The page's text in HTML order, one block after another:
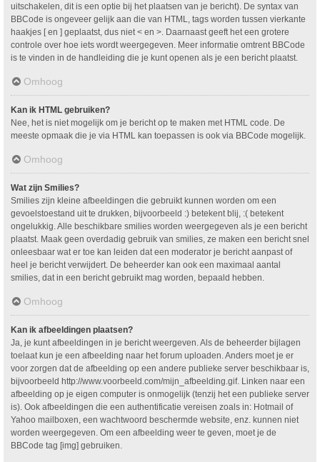
uitschakelen, dit is een optie bij het plaatsen van je bericht). De syntax van
BBCode is ongeveer gelijk aan die van HTML, tags worden tussen vierkante
haakjes [ en ] geplaatst, dus niet < en >. Daarnaast geeft het een grotere
controle over hoe iets wordt weergegeven. Meer informatie omtrent BBCode
is te vinden in de handleiding die je kunt openen als je een bericht plaatst.
Omhoog
Kan ik HTML gebruiken?
Nee, het is niet mogelijk om je bericht op te maken met HTML code. De
meeste opmaak die je via HTML kan toepassen is ook via BBCode mogelijk.
Omhoog
Wat zijn Smilies?
Smilies zijn kleine afbeeldingen die gebruikt kunnen worden om een
gevoelstoestand uit te drukken, bijvoorbeeld :) betekent blij, :( betekent
ongelukkig. Alle beschikbare smilies worden weergegeven als je een bericht
plaatst. Maak geen overdadig gebruik van smilies, ze maken een bericht snel
onleesbaar wat er toe kan leiden dat een moderator je bericht aanpast of
heel je bericht verwijdert. De beheerder kan ook een maximaal aantal
smilies, dat in een bericht gebruikt mag worden, bepaald hebben.
Omhoog
Kan ik afbeeldingen plaatsen?
Ja, je kunt afbeeldingen in je bericht weergeven. Als de beheerder bijlagen
toelaat kun je een afbeelding naar het forum uploaden. Anders moet je er
voor zorgen dat de afbeelding op een andere publieke server beschikbaar is,
bijvoorbeeld http://www.voorbeeld.com/mijn_afbeelding.gif. Linken naar een
afbeelding op je eigen computer is onmogelijk (tenzij het een publieke server
is). Ook afbeeldingen die een authentificatie vereisen zoals in: Hotmail of
Yahoo mailboxen, een wachtwoord beschermde website, enz. kunnen niet
worden weergegeven. Om een afbeelding weer te geven, moet je de
BBCode tag [img] gebruiken.